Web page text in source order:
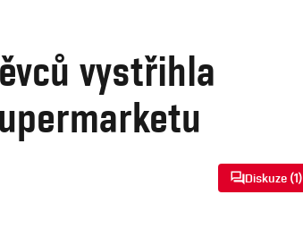
vystřihla
Diskuze (1)